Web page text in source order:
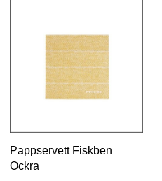
Pappservett Fiskben
Ockra